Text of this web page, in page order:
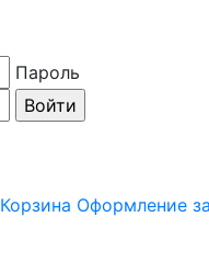
Пароль
Корзина Оформление